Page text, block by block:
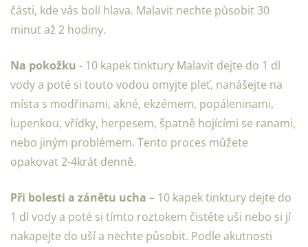
části, kde vás bolí hlava. Malavit nechte působit 30
minut až 2 hodiny.
Na pokožku - 10 kapek tinktury Malavit dejte do 1 dl
vody a poté si touto vodou omyjte pleť, nanášejte na
místa s modřinami, akné, ekzémem, popáleninami,
lupenkou, vřídky, herpesem, špatně hojícími se ranami,
nebo jiným problémem. Tento proces můžete
opakovat 2-4krát denně.
Při bolesti a zánětu ucha – 10 kapek tinktury dejte do
1 dl vody a poté si tímto roztokem čistěte uši nebo si jí
nakapejte do uší a nechte působit. Podle akutnosti